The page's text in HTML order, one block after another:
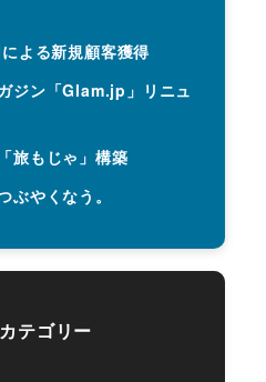
よる新規顧客獲得
ジン「Glam.jp」リニュ
旅もじゃ」構築
ぶやくなう。
テゴリー